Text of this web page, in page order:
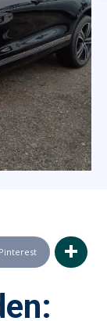
Pinterest